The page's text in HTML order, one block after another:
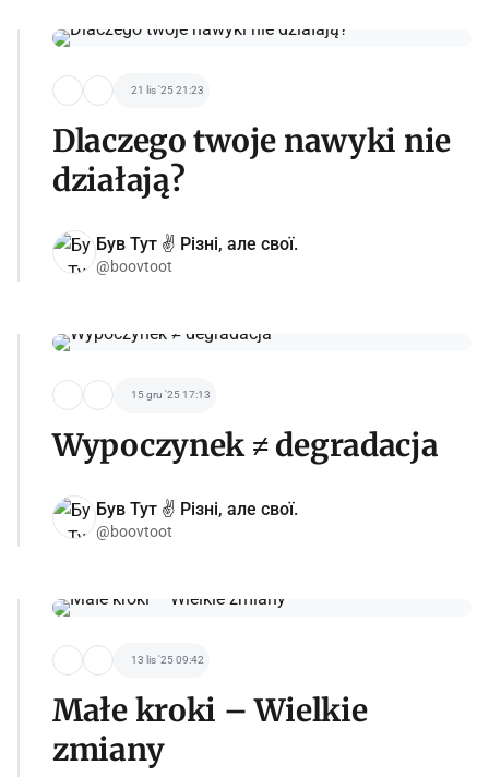
21 lis '25 21:23
Dlaczego twoje nawyki nie
działają?
Був Тут ✌️ Різні, але свої.
@boovtoot
15 gru '25 17:13
Wypoczynek ≠ degradacja
Був Тут ✌️ Різні, але свої.
@boovtoot
13 lis '25 09:42
Małe kroki – Wielkie
zmiany